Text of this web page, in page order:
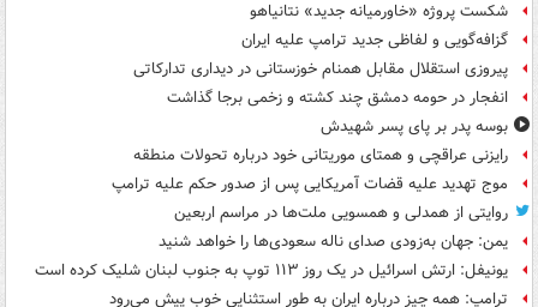
شکست پروژه «خاورمیانه جدید» نتانیاهو
گزافه‌گویی و لفاظی جدید ترامپ علیه ایران
پیروزی استقلال مقابل همنام خوزستانی در دیداری تدارکاتی
انفجار در حومه دمشق چند کشته و زخمی برجا گذاشت
بوسه‌ پدر بر پای پسر شهیدش
رایزنی عراقچی و همتای موریتانی خود درباره تحولات منطقه
موج تهدید علیه قضات آمریکایی پس از صدور حکم علیه ترامپ
روایتی از همدلی و همسویی ملت‌ها در مراسم اربعین
یمن: جهان به‌زودی صدای ناله سعودی‌ها را خواهد شنید
یونیفل: ارتش اسرائیل در یک روز ۱۱۳ توپ به جنوب لبنان شلیک کرده است
ترامپ: همه چیز درباره ایران به طور استثنایی خوب پیش می‌رود